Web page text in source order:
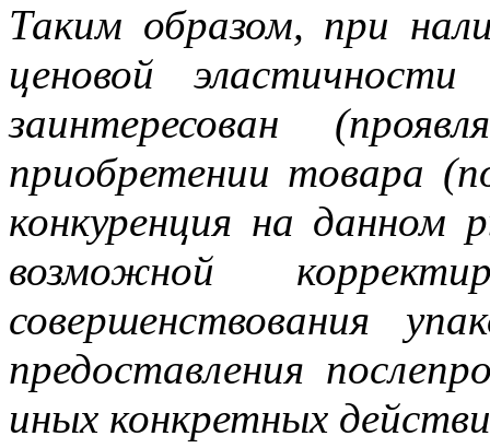
Таким образом, при
ценовой
заинтересован
приобретении товара
конкуренция на данном
возможной
совершенствования
предоставления
иных конкретных